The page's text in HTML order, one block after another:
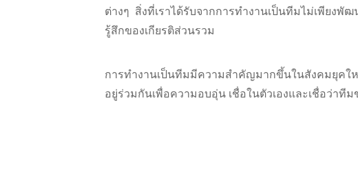
ต่างๆ สิ่งที่เราได้รับจากการทำงานเป็นทีมไม่เพียง
รู้สึกของเกียรติส่วนรวม
การทำงานเป็นทีมมีความสำคัญมากขึ้นในสังคมยุคใ
อยู่ร่วมกันเพื่อความอบอุ่น เชื่อในตัวเองและเชื่อว่า